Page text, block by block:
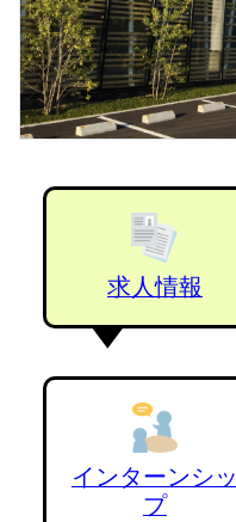
求人情報
インターンシッ
プ